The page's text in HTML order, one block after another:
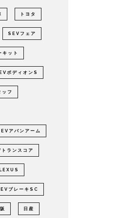
トヨタ
SEVフェア
キット
ボディオンS
ッフ
アバンアーム
ランスコア
LEXUS
ブレーキSC
日産